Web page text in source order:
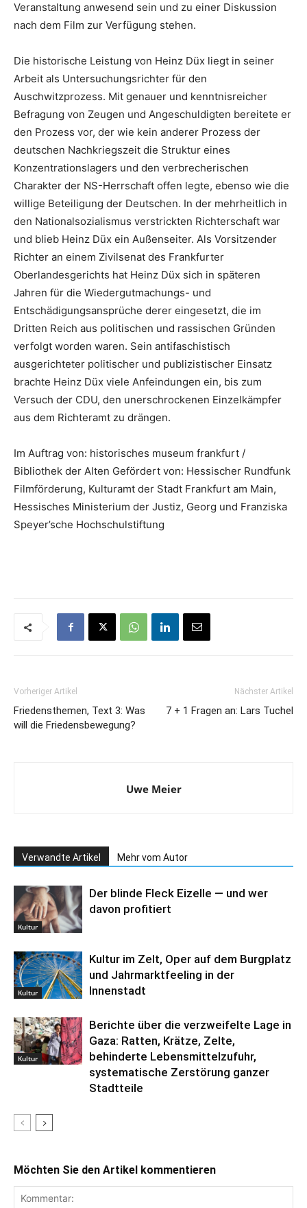
Veranstaltung anwesend sein und zu einer Diskussion
nach dem Film zur Verfügung stehen.
Die historische Leistung von Heinz Düx liegt in seiner
Arbeit als Untersuchungsrichter für den
Auschwitzprozess. Mit genauer und kenntnisreicher
Befragung von Zeugen und Angeschuldigten bereitete er
den Prozess vor, der wie kein anderer Prozess der
deutschen Nachkriegszeit die Struktur eines
Konzentrationslagers und den verbrecherischen
Charakter der NS-Herrschaft offen legte, ebenso wie die
willige Beteiligung der Deutschen. In der mehrheitlich in
den Nationalsozialismus verstrickten Richterschaft war
und blieb Heinz Düx ein Außenseiter. Als Vorsitzender
Richter an einem Zivilsenat des Frankfurter
Oberlandesgerichts hat Heinz Düx sich in späteren
Jahren für die Wiedergutmachungs- und
Entschädigungsansprüche derer eingesetzt, die im
Dritten Reich aus politischen und rassischen Gründen
verfolgt worden waren. Sein antifaschistisch
ausgerichteter politischer und publizistischer Einsatz
brachte Heinz Düx viele Anfeindungen ein, bis zum
Versuch der CDU, den unerschrockenen Einzelkämpfer
aus dem Richteramt zu drängen.
Im Auftrag von: historisches museum frankfurt /
Bibliothek der Alten Gefördert von: Hessischer Rundfunk
Filmförderung, Kulturamt der Stadt Frankfurt am Main,
Hessisches Ministerium der Justiz, Georg und Franziska
Speyer’sche Hochschulstiftung
Vorheriger Artikel
Friedensthemen, Text 3: Was
will die Friedensbewegung?
Nächster Artikel
7 + 1 Fragen an: Lars Tuchel
Uwe Meier
Verwandte Artikel Mehr vom Autor
Kultur
Der blinde Fleck Eizelle — und wer
davon profitiert
Kultur
Kultur im Zelt, Oper auf dem Burgplatz
und Jahrmarktfeeling in der
Innenstadt
Kultur
Berichte über die verzweifelte Lage in
Gaza: Ratten, Krätze, Zelte,
behinderte Lebensmittelzufuhr,
systematische Zerstörung ganzer
Stadtteile
Möchten Sie den Artikel kommentieren